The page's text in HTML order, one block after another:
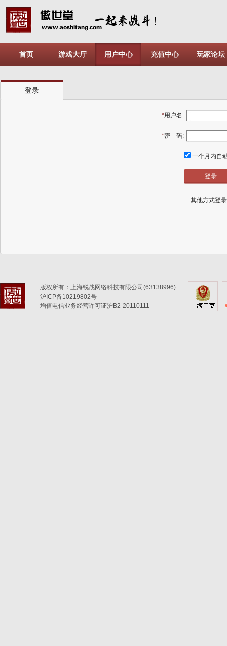
首页 游戏大厅 用户中心 充值中心 玩家论坛
登录
*用户名:
*密 码:
一个月内自
其他方式登
版权所有：上海锐战网络科技有限公司(63138996)
沪ICP备10219802号
增值电信业务经营许可证沪B2-20110111